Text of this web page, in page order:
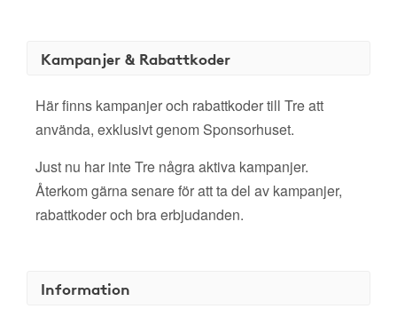
Kampanjer & Rabattkoder
Här finns kampanjer och rabattkoder till Tre att
använda, exklusivt genom Sponsorhuset.
Just nu har inte Tre några aktiva kampanjer.
Återkom gärna senare för att ta del av kampanjer,
rabattkoder och bra erbjudanden.
Information